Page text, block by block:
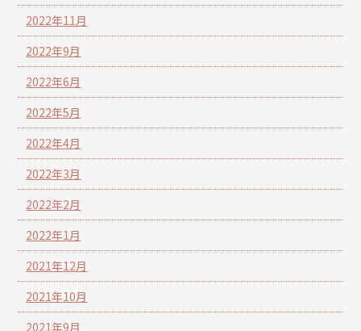
2022年11月
2022年9月
2022年6月
2022年5月
2022年4月
2022年3月
2022年2月
2022年1月
2021年12月
2021年10月
2021年9月